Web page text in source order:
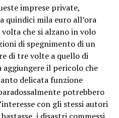
imprese private,
quindici mila euro all’ora
che si alzano in volo
di spegnimento di un
di tre volte a quello di
aggiungere il pericolo che
delicata funzione
potrebbero
con gli stessi autori